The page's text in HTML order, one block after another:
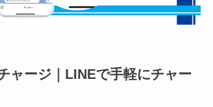
ャージ｜LINEで手軽にチャー